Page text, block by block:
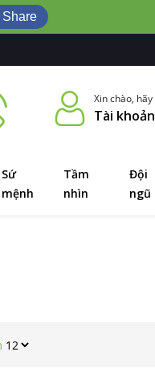
Xin chào,
Tài
Sứ
mệnh
Tầm
nhìn
Đội
ngũ
Share